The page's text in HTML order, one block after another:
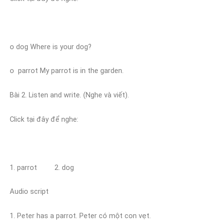
o dog Where is your dog?
o parrot My parrot is in the garden.
Bài 2. Listen and write. (Nghe và viết).
Click tại đây để nghe:
1. parrot 2. dog
Audio script
1. Peter has a parrot. Peter có một con vẹt.